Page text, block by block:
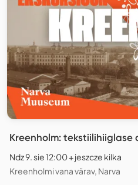
Kreenholm: tekstiilihiiglase
Ndz 9. sie 12:00 + jeszcze kilka
Kreenholmi vana värav, Narva